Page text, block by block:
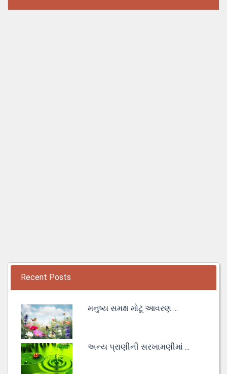
Recent Posts
મનુષ્ય સમક્ષ મોટૂં આવરણ ...
અન્ય પ્રાણીની સરખામણીમાં ...